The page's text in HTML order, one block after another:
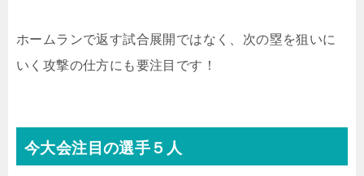
ホームランで返す試合展開ではなく、次の塁を狙いに
いく攻撃の仕方にも要注目です！
今大会注目の選手５人